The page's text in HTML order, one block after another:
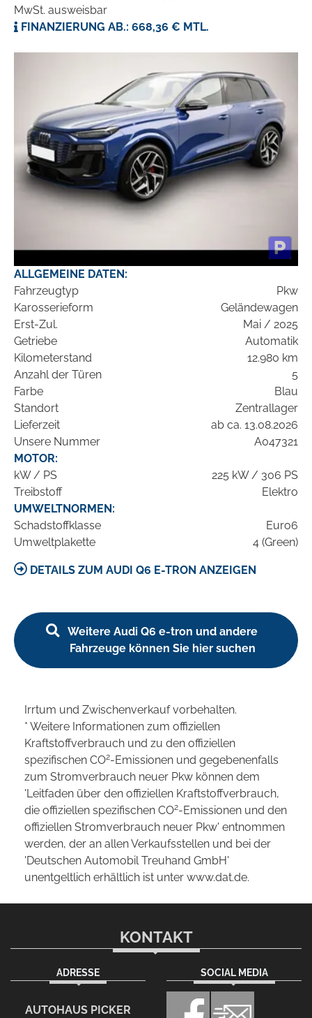
MwSt. ausweisbar
FINANZIERUNG AB.: 668,36 € MTL.
ALLGEMEINE DATEN:
Fahrzeugtyp
Pkw
Karosserieform
Geländewagen
Erst-Zul.
Mai / 2025
Getriebe
Automatik
Kilometerstand
12.980 km
Anzahl der Türen
5
Farbe
Blau
Standort
Zentrallager
Lieferzeit
ab ca. 13.08.2026
Unsere Nummer
A047321
MOTOR:
kW / PS
225 kW / 306 PS
Treibstoff
Elektro
UMWELTNORMEN:
Schadstoffklasse
Euro6
Umweltplakette
4 (Green)
DETAILS ZUM AUDI Q6 E-TRON ANZEIGEN
Weitere Audi Q6 e-tron und andere
Fahrzeuge können Sie hier suchen
Irrtum und Zwischenverkauf vorbehalten.
* Weitere Informationen zum offiziellen
Kraftstoffverbrauch und zu den offiziellen
spezifischen CO2-Emissionen und gegebenenfalls
zum Stromverbrauch neuer Pkw können dem
'Leitfaden über den offiziellen Kraftstoffverbrauch,
die offiziellen spezifischen CO2-Emissionen und den
offiziellen Stromverbrauch neuer Pkw' entnommen
werden, der an allen Verkaufsstellen und bei der
'Deutschen Automobil Treuhand GmbH'
unentgeltlich erhältlich ist unter www.dat.de.
KONTAKT
ADRESSE
AUTOHAUS PICKER
SOCIAL MEDIA